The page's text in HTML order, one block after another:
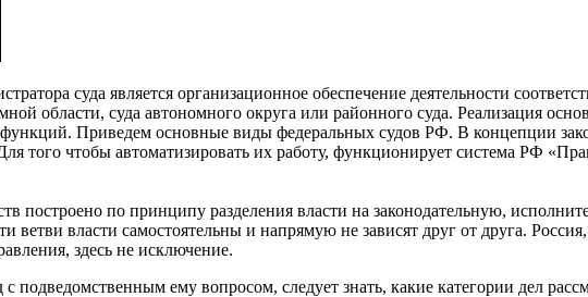
суда является организационное обеспечение деятельности
области, суда автономного округа или районного суда. Реализация
Приведем основные виды федеральных судов РФ. В концепции
того чтобы автоматизировать их работу, функционирует система РФ
построено по принципу разделения власти на законодательную,
ветви власти самостоятельны и напрямую не зависят друг от друга.
здесь не исключение.
ему вопросом, следует знать, какие категории дел